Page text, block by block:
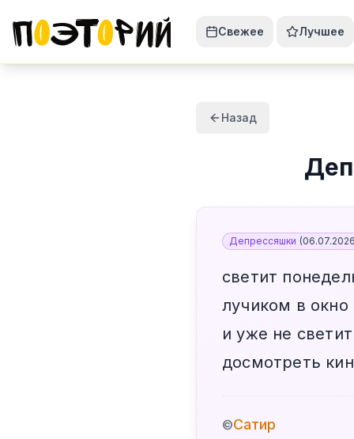
Свежее Лучшее
Назад
Депрессяшки (
светит
лучиком в окно
и уже не светит
досмотреть
©Сатир